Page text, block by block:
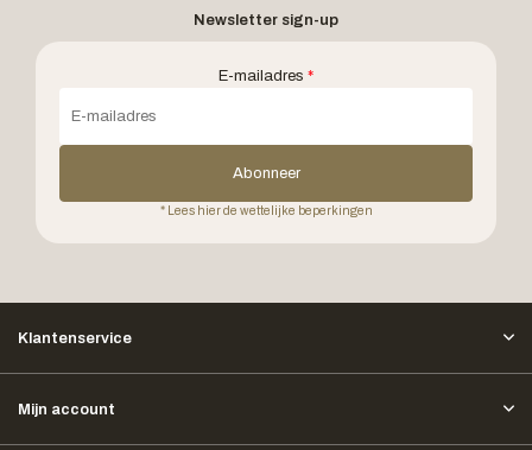
Newsletter sign-up
E-mailadres *
Abonneer
* Lees hier de wettelijke beperkingen
Klantenservice
Mijn account